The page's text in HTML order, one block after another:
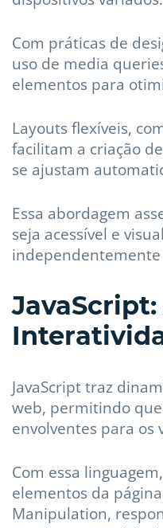
Com práticas de
uso de media
elementos para
Layouts flexíveis,
facilitam a criação
se ajustam
Essa abordagem
seja acessível e
JavaScript traz
web, permitindo
envolventes para os
Com essa
elementos da
Manipulation,